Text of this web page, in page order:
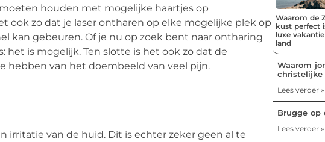
houden met mogelijke haartjes op
ook zo dat je laser ontharen op elke mogelijke plek op
kan gebeuren. Of je nu op zoek bent naar ontharing
het is mogelijk. Ten slotte is het ook zo dat de
hebben van het doembeeld van veel pijn.
irritatie van de huid. Dit is echter zeker geen al te
Waarom de
kust perfect
luxe
land
Waarom
christelijke
Lees verder »
Brugge op
Lees verder »